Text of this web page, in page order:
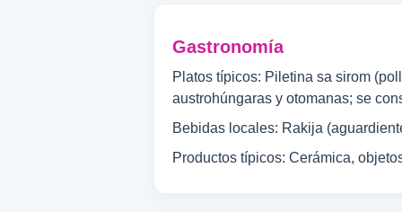
Gastronomía
Platos típicos: Piletina sa sirom
austrohúngaras y otomanas; se
Bebidas locales: Rakija
Productos típicos: Cerámica,